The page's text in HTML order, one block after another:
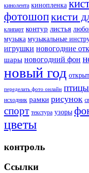
кинолента кинопленка
фотошопкисти
клипарт контур листья
музыка музыкальные
игрушки новогодние
шары новогодний фон
новый год
переделать фото онлайн птицы
исходник рамки рисунок
спорт текстура узоры
цветы
контроль
Ссылки